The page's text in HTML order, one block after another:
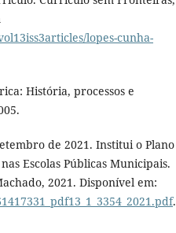
lopes-cunha-
História, processos e
de 2021. Institui o Plano
Escolas Públicas Municipais.
2021. Disponível em:
.